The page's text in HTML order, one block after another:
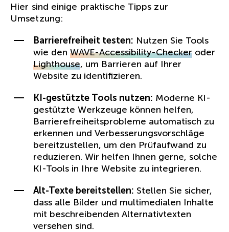
Hier sind einige praktische Tipps zur
Umsetzung:
Barrierefreiheit testen: Nutzen Sie Tools
wie den WAVE-Accessibility-Checker oder
Lighthouse, um Barrieren auf Ihrer
Website zu identifizieren.
KI-gestützte Tools nutzen: Moderne KI-
gestützte Werkzeuge können helfen,
Barrierefreiheitsprobleme automatisch zu
erkennen und Verbesserungsvorschläge
bereitzustellen, um den Prüfaufwand zu
reduzieren. Wir helfen Ihnen gerne, solche
KI-Tools in Ihre Website zu integrieren.
Alt-Texte bereitstellen: Stellen Sie sicher,
dass alle Bilder und multimedialen Inhalte
mit beschreibenden Alternativtexten
versehen sind.